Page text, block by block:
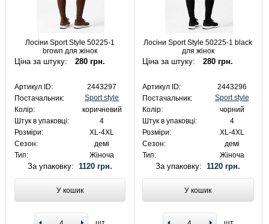
Лосіни Sport Style 50225-1
brown для жінок
Ціна за штуку: 280 грн.
Артикул ID:
2443297
Постачальник:
Sport style
Колір:
коричневий
Штук в упаковці:
4
Розміри:
XL-4XL
Сезон:
демі
Тип:
Жіноча
За упаковку: 1120 грн.
У кошик
Лосіни Sport Style 50225-1 black
для жінок
Ціна за штуку: 280 грн.
Артикул ID:
2443296
Постачальник:
Sport style
Колір:
чорний
Штук в упаковці:
4
Розміри:
XL-4XL
Сезон:
демі
Тип:
Жіноча
За упаковку:1120 грн.
У кошик